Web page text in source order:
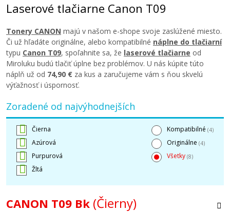
Laserové tlačiarne Canon T09
Tonery CANON majú v našom e-shope svoje zaslúžené miesto.
Či už hľadáte originálne, alebo kompatibilné náplne do tlačiarní
typu Canon T09, spoľahnite sa, že laserové tlačiarne od
Miroluku budú tlačiť úplne bez problémov. U nás kúpite túto
náplň už od 74,90 € za kus a zaručujeme vám s ňou skvelú
výťažnosť i úspornosť.
Zoradené od najvýhodnejších
Čierna
Azúrová
Purpurová
Žltá
Kompatibilné (4)
Originálne (4)
Všetky (8)
CANON T09 Bk (Čierny)